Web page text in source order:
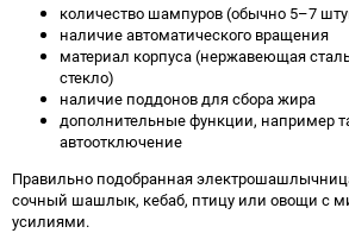
количество шампуров (обычно 5–7
наличие автоматического вращения
материал корпуса (нержавеющая
стекло)
наличие поддонов для сбора жира
дополнительные функции, например
автоотключение
Правильно подобранная
сочный шашлык, кебаб, птицу или овощи с
усилиями.